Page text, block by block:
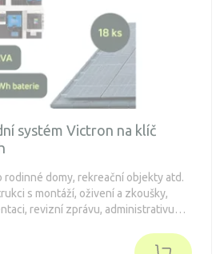
systém Victron na klíč
rodinné domy, rekreační objekty atd.
s montáží, oživení a zkoušky,
revizní zprávu, administrativu